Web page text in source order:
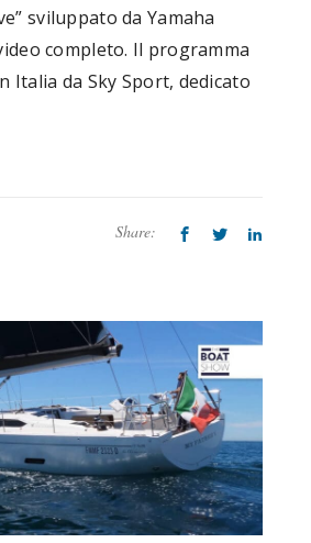
sviluppato da Yamaha
completo. Il programma
Italia da Sky Sport, dedicato
Share: